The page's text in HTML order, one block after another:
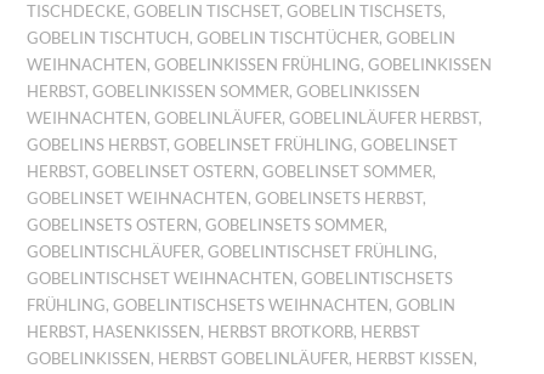
TISCHDECKE,GOBELIN TISCHSET,GOBELIN TISCHSETS,
GOBELIN TISCHTUCH,GOBELIN TISCHTÜCHER,GOBELIN
WEIHNACHTEN,GOBELINKISSEN FRÜHLING,GOBELINKISSEN
HERBST,GOBELINKISSEN SOMMER,GOBELINKISSEN
WEIHNACHTEN,GOBELINLÄUFER,GOBELINLÄUFER HERBST,
GOBELINS HERBST,GOBELINSET FRÜHLING,GOBELINSET
HERBST,GOBELINSET OSTERN,GOBELINSET SOMMER,
GOBELINSET WEIHNACHTEN,GOBELINSETS HERBST,
GOBELINSETS OSTERN,GOBELINSETS SOMMER,
GOBELINTISCHLÄUFER,GOBELINTISCHSET FRÜHLING,
GOBELINTISCHSET WEIHNACHTEN,GOBELINTISCHSETS
FRÜHLING,GOBELINTISCHSETS WEIHNACHTEN,GOBLIN
HERBST, HASENKISSEN, HERBST BROTKORB, HERBST
GOBELINKISSEN, HERBST GOBELINLÄUFER, HERBST KISSEN,